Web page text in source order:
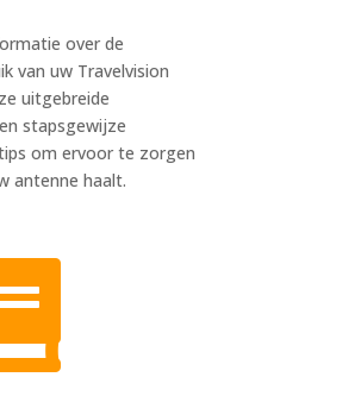
over de
van uw Travelvision
uitgebreide
stapsgewijze
om ervoor te zorgen
antenne haalt.